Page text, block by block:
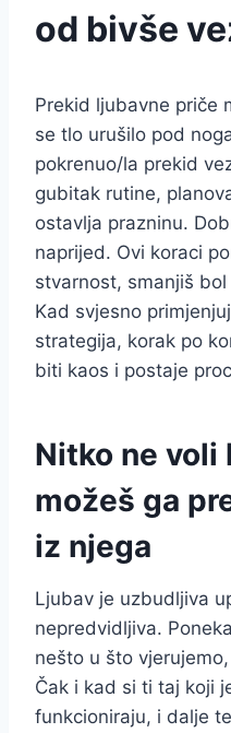
od bivše
Prekid ljubavne priče
se tlo urušilo pod
pokrenuo/la prekid
gubitak rutine,
ostavlja prazninu.
naprijed. Ovi koraci
stvarnost, smanjiš
Kad svjesno
strategija, korak po
biti kaos i postaje
Nitko ne voli
možeš ga
iz njega
Ljubav je uzbudljiva
nepredvidljiva.
nešto u što
Čak i kad si ti taj koji
funkcioniraju, i dalje